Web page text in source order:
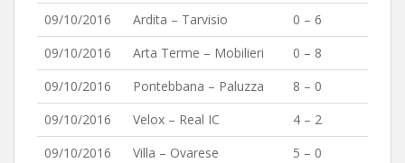
09/10/2016
Ardita – Tarvisio
0 – 6
09/10/2016
Arta Terme – Mobilieri
0 – 8
09/10/2016
Pontebbana – Paluzza
8 – 0
09/10/2016
Velox – Real IC
4 – 2
09/10/2016
Villa – Ovarese 5 – 0